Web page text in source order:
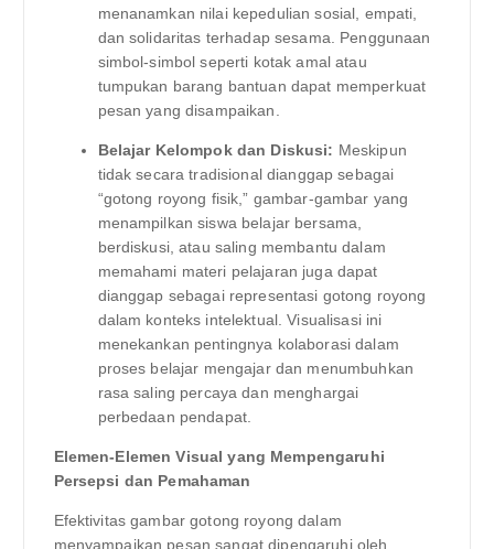
menanamkan nilai kepedulian sosial, empati,
dan solidaritas terhadap sesama. Penggunaan
simbol-simbol seperti kotak amal atau
tumpukan barang bantuan dapat memperkuat
pesan yang disampaikan.
Belajar Kelompok dan Diskusi: Meskipun
tidak secara tradisional dianggap sebagai
“gotong royong fisik,” gambar-gambar yang
menampilkan siswa belajar bersama,
berdiskusi, atau saling membantu dalam
memahami materi pelajaran juga dapat
dianggap sebagai representasi gotong royong
dalam konteks intelektual. Visualisasi ini
menekankan pentingnya kolaborasi dalam
proses belajar mengajar dan menumbuhkan
rasa saling percaya dan menghargai
perbedaan pendapat.
Elemen-Elemen Visual yang Mempengaruhi
Persepsi dan Pemahaman
Efektivitas gambar gotong royong dalam
menyampaikan pesan sangat dipengaruhi oleh